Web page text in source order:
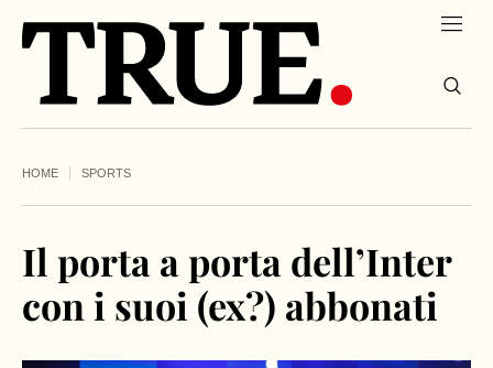
HOME SPORTS
Il porta a porta dell’Inter
con i suoi (ex?) abbonati